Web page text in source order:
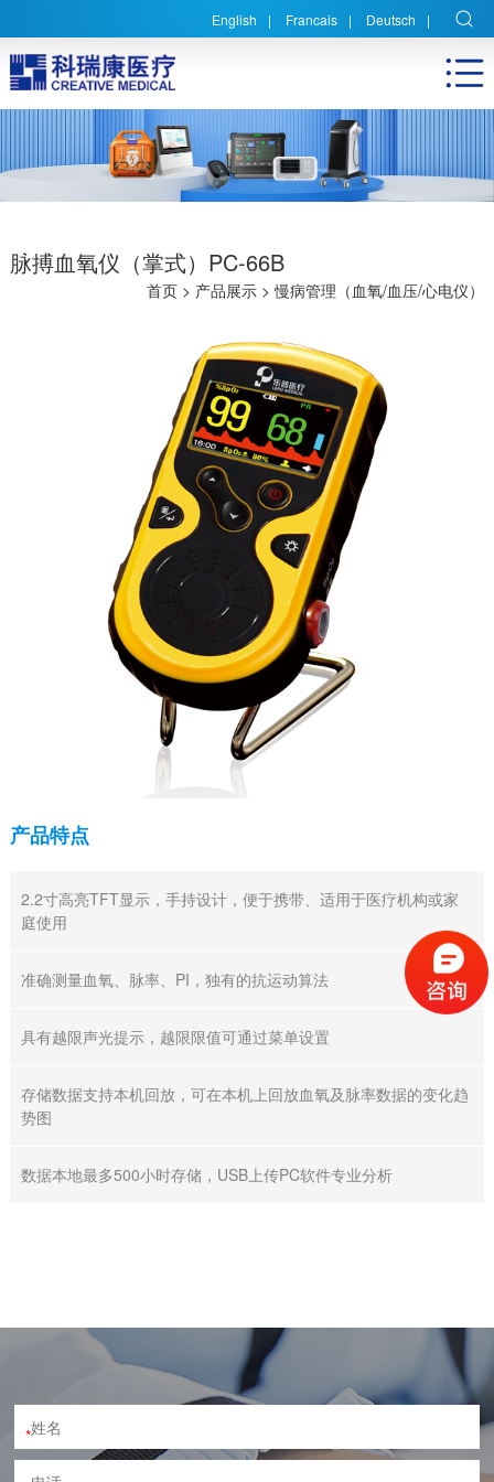
English | Francais | Deutsch |
脉搏血氧仪（掌式）PC-66B
首页 > 产品展示 >慢病管理（血氧/血压/心电仪）
产品特点
2.2寸高亮TFT显示，手持设计，便于携带、适用于医疗机构或家
庭使用
准确测量血氧、脉率、PI，独有的抗运动算法
具有越限声光提示，越限限值可通过菜单设置
存储数据支持本机回放，可在本机上回放血氧及脉率数据的变化趋
势图
数据本地最多500小时存储，USB上传PC软件专业分析
*